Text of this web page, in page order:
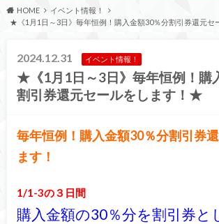
HOME
イベント情報！
★《1月1日～3日》毎年恒例！購入金額30％分割引券還元セ
2024.12.31 イベント情報！
★《1月1日～3日》毎年恒例！購
割引券還元セールをします！★
毎年恒例！購入金額30％分割引券
ます！
1/1-3の３日間
購入金額の30％分を割引券と